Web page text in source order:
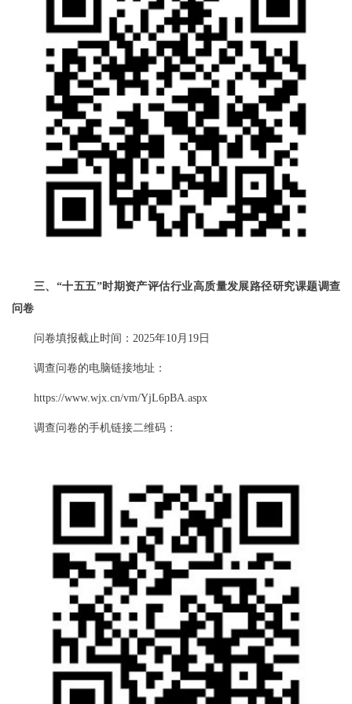
三、“十五五”时期资产评估行业高质量发展路径研究课题调查
问卷
问卷填报截止时间：2025年10月19日
调查问卷的电脑链接地址：
https://www.wjx.cn/vm/YjL6pBA.aspx
调查问卷的手机链接二维码：